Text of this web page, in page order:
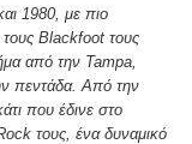
1980, με πιο
Blackfoot τους
από την Tampa,
πεντάδα. Από την
που έδινε στο
τους, ένα δυναμικό